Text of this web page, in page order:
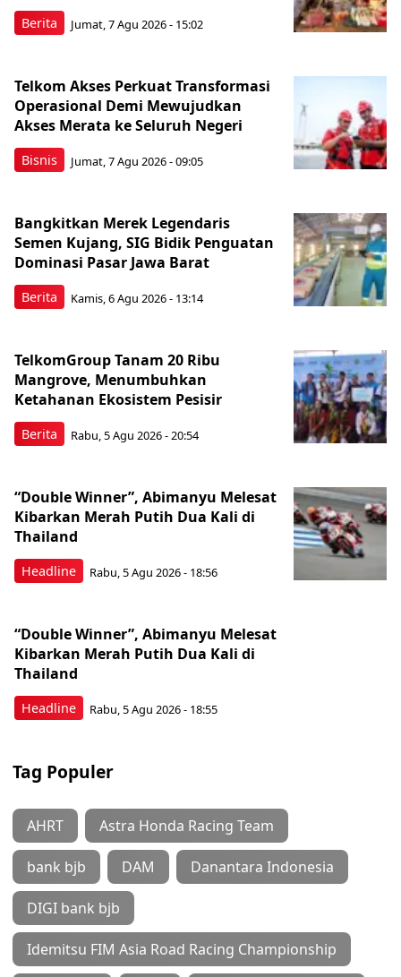
Berita Jumat, 7 Agu 2026 - 15:02
Bisnis
Telkom Akses Perkuat Transformasi
Operasional Demi Mewujudkan
Akses Merata ke Seluruh Negeri
Jumat, 7 Agu 2026 - 09:05
Berita
Bangkitkan Merek Legendaris
Semen Kujang, SIG Bidik Penguatan
Dominasi Pasar Jawa Barat
Kamis, 6 Agu 2026 - 13:14
Berita
TelkomGroup Tanam 20 Ribu
Mangrove, Menumbuhkan
Ketahanan Ekosistem Pesisir
Rabu, 5 Agu 2026 - 20:54
Headline
“Double Winner”, Abimanyu Melesat
Kibarkan Merah Putih Dua Kali di
Thailand
Rabu, 5 Agu 2026 - 18:56
Headline
“Double Winner”, Abimanyu Melesat
Kibarkan Merah Putih Dua Kali di
Thailand
Rabu, 5 Agu 2026 - 18:55
Tag Populer
AHRT Astra Honda Racing Team
bank bjb DAM Danantara Indonesia
DIGI bank bjb
Idemitsu FIM Asia Road Racing Championship